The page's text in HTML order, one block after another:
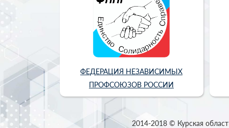
ФЕДЕРАЦИЯ НЕЗАВИСИМЫХ
ПРОФСОЮЗОВ РОССИИ
2014-2018 © Курская